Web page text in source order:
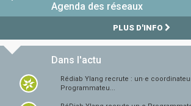
Agenda des réseaux
PLUS D'INFO
Dans l'actu
Rédiab Ylang recrute : un·e
Programmateu...